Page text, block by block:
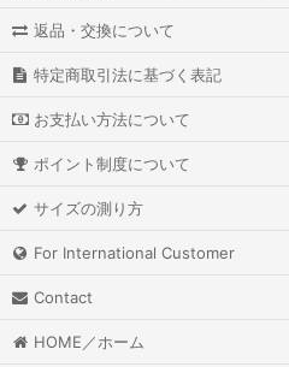
返品・交換について
特定商取引法に基づく表記
お支払い方法について
ポイント制度について
サイズの測り方
For International Customer
Contact
HOME／ホーム